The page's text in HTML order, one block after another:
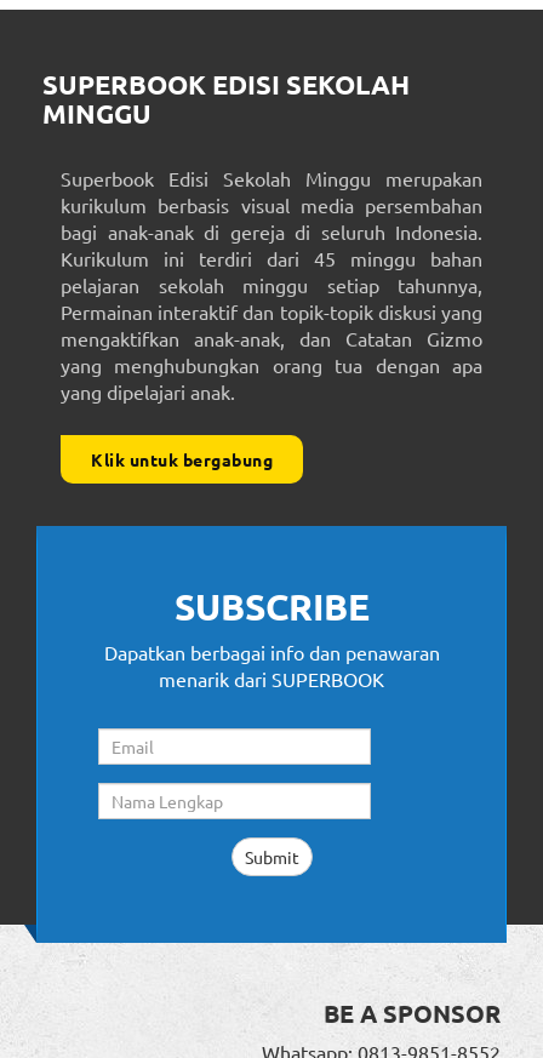
SUPERBOOK EDISI SEKOLAH
MINGGU
Superbook Edisi Sekolah Minggu merupakan
kurikulum berbasis visual media persembahan
bagi anak-anak di gereja di seluruh Indonesia.
Kurikulum ini terdiri dari 45 minggu bahan
pelajaran sekolah minggu setiap tahunnya,
Permainan interaktif dan topik-topik diskusi yang
mengaktifkan anak-anak, dan Catatan Gizmo
yang menghubungkan orang tua dengan apa
yang dipelajari anak.
Klik untuk bergabung
SUBSCRIBE
Dapatkan berbagai info dan penawaran
menarik dari SUPERBOOK
BE A SPONSOR
Whatsapp: 0813-9851-8552